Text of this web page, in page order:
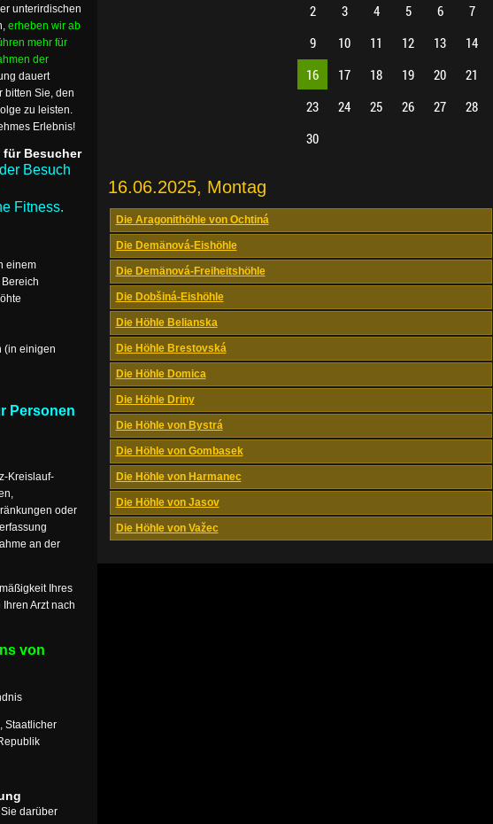
2
3 4 5 6 7
9
10 11 12 13 14
16
17 18 19 20 21
23
24 25 26 27 28
30
16.06.2025, Montag
Die Aragonithöhle von Ochtiná
Die Demänová-Eishöhle
Die Demänová-Freiheitshöhle
Die Dobšiná-Eishöhle
Die Höhle Belianska
Die Höhle Brestovská
Die Höhle Domica
Die Höhle Driny
Die Höhle von Bystrá
Die Höhle von Gombasek
Die Höhle von Harmanec
Die Höhle von Jasov
Die Höhle von Važec
unterirdischen
erheben wir ab
mehr für
der
dauert
bitten Sie, den
zu leisten.
Erlebnis!
Besucher
Besuch
Fitness.
einem
(in einigen
Personen
Kreislauf-
oder
an der
Ihres
Arzt nach
von
Staatlicher
darüber